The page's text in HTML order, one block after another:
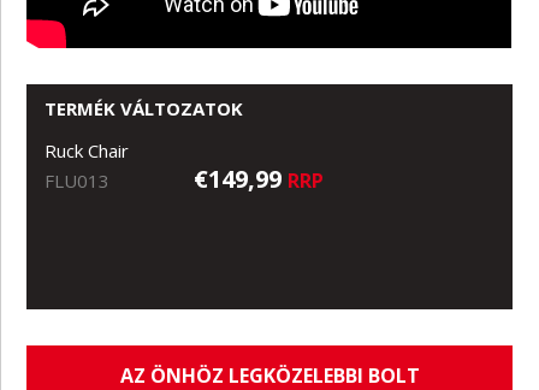
TERMÉK VÁLTOZATOK
Ruck Chair
FLU013
€149,99 RRP
AZ ÖNHÖZ LEGKÖZELEBBI BOLT